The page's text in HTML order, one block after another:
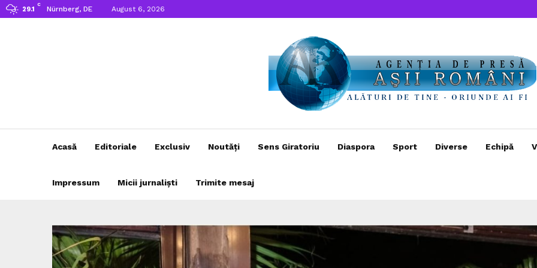
29.1
C
Nürnberg, DE August 6, 2026
Acasă Editoriale Exclusiv Noutăți Sens Giratoriu Diaspora Sport Diverse Echipă
Impressum Micii jurnaliști Trimite mesaj